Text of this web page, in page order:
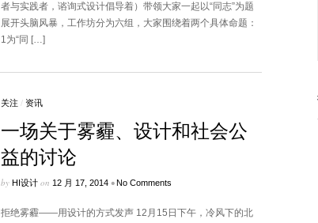
者与实践者，谘询式设计倡导着）带领大家一起以“同志”为题
展开头脑风暴，工作坊分为六组，大家围绕着两个具体命题：
1为“同 […]
关注/ 资讯
一场关于雾霾、设计和社会公
益的讨论
by HI设计on 12 月 17, 2014 •No Comments
拒绝雾霾——用设计的方式发声 12月15日下午，冷风下的北